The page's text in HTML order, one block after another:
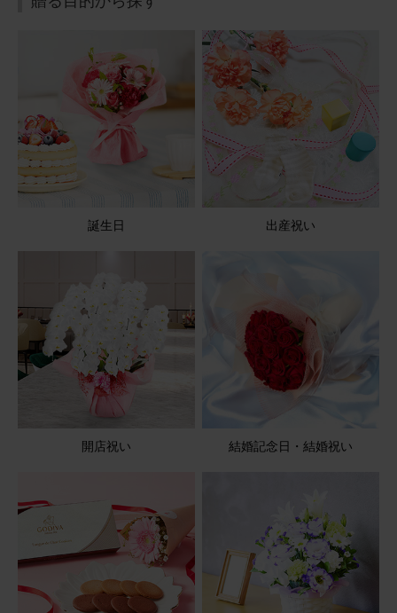
ぷるん 30代
バルーンが可愛い
母の誕生日プレゼントとして贈りました。 お花だけでなく
バルーンもついているので華やかで明るいと好評でした。
アレンジメント(黄)Sサイズ Happy Birthdayバルーン付き
孫のバレエの発表会があり、プレゼントしました。 可愛い
と喜んでくれました。🌸🌸
アレンジメント(ピンク) Sサイズ Happy Birthday カード付
き
60代
とてもかわいいです
宅配ボックスに入っていましたが、元気な状態でした
アレンジメント(ピンク) Mサイズ
誕生日 出産祝い
開店祝い 結婚記念日・結婚祝い